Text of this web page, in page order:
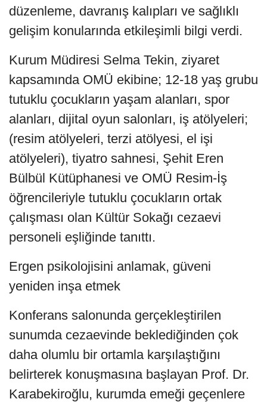
düzenleme, davranış kalıpları ve sağlıklı
gelişim konularında etkileşimli bilgi verdi.
Kurum Müdiresi Selma Tekin, ziyaret
kapsamında OMÜ ekibine; 12-18 yaş grubu
tutuklu çocukların yaşam alanları, spor
alanları, dijital oyun salonları, iş atölyeleri;
(resim atölyeleri, terzi atölyesi, el işi
atölyeleri), tiyatro sahnesi, Şehit Eren
Bülbül Kütüphanesi ve OMÜ Resim-İş
öğrencileriyle tutuklu çocukların ortak
çalışması olan Kültür Sokağı cezaevi
personeli eşliğinde tanıttı.
Ergen psikolojisini anlamak, güveni
yeniden inşa etmek
Konferans salonunda gerçekleştirilen
sunumda cezaevinde beklediğinden çok
daha olumlu bir ortamla karşılaştığını
belirterek konuşmasına başlayan Prof. Dr.
Karabekiroğlu, kurumda emeği geçenlere